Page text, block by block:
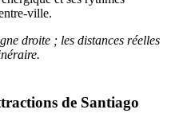
ville.
droite ; les distances réelles
de Santiago